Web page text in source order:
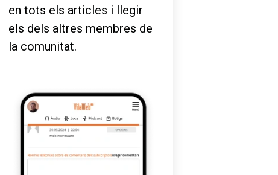
en tots els articles i llegir
els dels altres membres de
la comunitat.